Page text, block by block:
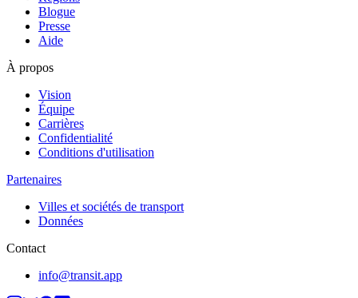
Blogue
Presse
Aide
À propos
Vision
Équipe
Carrières
Confidentialité
Conditions d'utilisation
Partenaires
Villes et sociétés de transport
Données
Contact
info@transit.app